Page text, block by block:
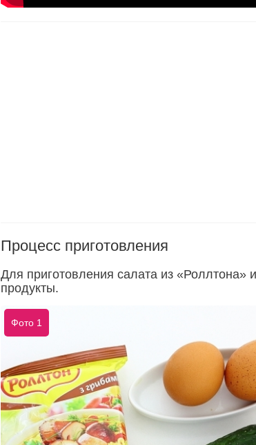
Процесс приготовления
Для приготовления салата из «Роллтона»
продукты.
Фото 1